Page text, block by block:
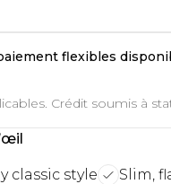
flexibles
Crédit soumis à
classic style
Slim,